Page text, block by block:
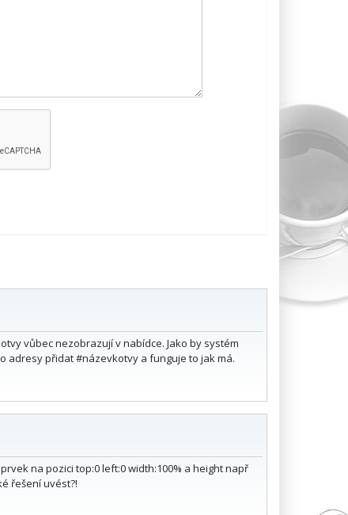
vůbec nezobrazují v nabídce. Jako by systém
adresy přidat #názevkotvy a funguje to jak má.
na pozici top:0 left:0 width:100% a height např
řešení uvést?!